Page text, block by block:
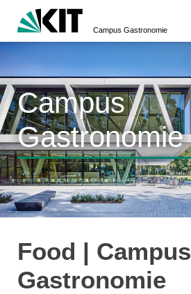
Campus Gastronomie
Campus
Gastronomie
Food | Campus
Gastronomie